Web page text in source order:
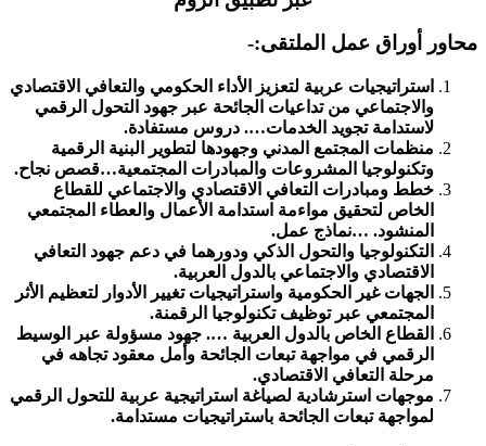
محاور أوراق عمل الملتقى:-
استراتيجيات عربية لتعزيز الأداء الحكومي والتعافي الاقتصادي
والاجتماعي من تداعيات الجائحة عبر جهود التحول الرقمي
لاستدامة تجويد الخدمات…. دروس مستفادة.
منظمات المجتمع المدني وجهودها لتطوير البنية الرقمية
وتكنولوجيا المشروعات والمبادرات المجتمعية…قصص نجاح.
خطط ومبادرات التعافي الاقتصادي والاجتماعي للقطاع
الخاص لتحقيق مواءمة استدامة الأعمال والعطاء المجتمعي
المنشود. …نماذج عمل.
التكنولوجيا والتحول الذكي ودورهما في دعم جهود التعافي
الاقتصادي والاجتماعي بالدول العربية.
الجهات غير الحكومية واستراتيجيات تغيير الأدوار لتعظيم الأثر
المجتمعي عبر توظيف تكنولوجيا الرقمنة.
القطاع الخاص بالدول العربية …. جهود مسؤولة عبر الوسيط
الرقمي في مواجهة تبعات الجائحة وأمل معقود تجاهه في
مرحلة التعافي الاقتصادي.
موجهات استرشادية لصياغة استراتيجية عربية للتحول الرقمي
لمواجهة تبعات الجائحة باستراتيجيات مستدامة.